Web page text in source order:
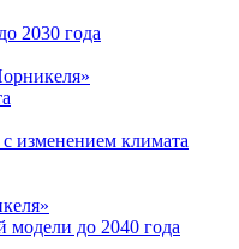
2030 года
изменением климата
модели до 2040 года